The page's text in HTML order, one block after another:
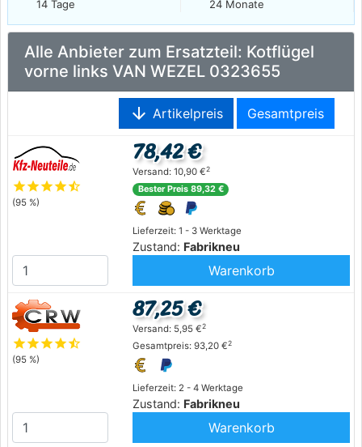
14 Tage 24 Monate
Alle Anbieter zum Ersatzteil: Kotflügel
vorne links VAN WEZEL 0323655
arrow_downward Artikelpreis Gesamtpreis
starstarstarstarstar_half
(95 %)
Lieferzeit: 1 - 3 Werktage
Zustand: Fabrikneu
78,42 €
Versand: 10,90 €2
Bester Preis 89,32 €
Warenkorb
starstarstarstarstar_half
(95 %)
Lieferzeit: 2 - 4 Werktage
Zustand: Fabrikneu
87,25 €
Versand: 5,95 €2
Gesamtpreis: 93,20 €2
Warenkorb